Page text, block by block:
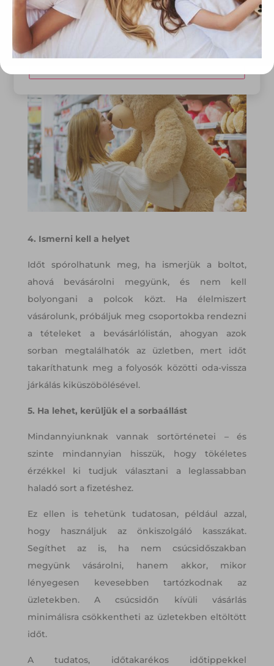
nem kell a többiek igényeit, kívánságait is
figyelembe venni.
4. Ismerni kell a helyet
Időt spórolhatunk meg, ha ismerjük a boltot,
ahová bevásárolni megyünk, és nem kell
bolyongani a polcok közt. Ha élelmiszert
vásárolunk, próbáljuk meg csoportokba rendezni
a tételeket a bevásárlólistán, ahogyan azok
sorban megtalálhatók az üzletben, mert időt
takaríthatunk meg a folyosók közötti oda-vissza
járkálás kiküszöbölésével.
5. Ha lehet, kerüljük el a sorbaállást
Mindannyiunknak vannak sortörténetei – és
szinte mindannyian hisszük, hogy tökéletes
érzékkel ki tudjuk választani a leglassabban
haladó sort a fizetéshez.
Ez ellen is tehetünk tudatosan, például azzal,
hogy használjuk az önkiszolgáló kasszákat.
Segíthet az is, ha nem csúcsidőszakban
megyünk vásárolni, hanem akkor, mikor
lényegesen kevesebben tartózkodnak az
üzletekben. A csúcsidőn kívüli vásárlás
minimálisra csökkentheti az üzletekben eltöltött
időt.
A tudatos, időtakarékos időtippekkel
Elfogadom
Módosítom a beállításokat